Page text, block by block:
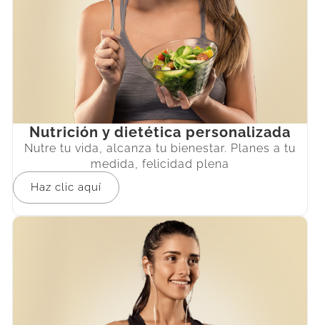
Nutrición y dietética personalizada
Nutre tu vida, alcanza tu bienestar. Planes a tu
medida, felicidad plena
Haz clic aquí